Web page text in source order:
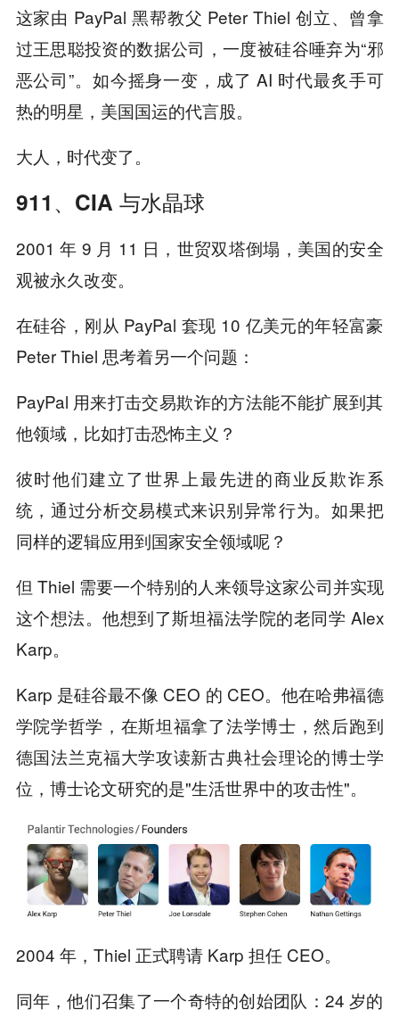
这家由 PayPal 黑帮教父 Peter Thiel 创立、曾拿
过王思聪投资的数据公司，一度被硅谷唾弃为“邪
恶公司”。如今摇身一变，成了 AI 时代最炙手可
热的明星，美国国运的代言股。
大人，时代变了。
911、CIA 与水晶球
2001 年 9 月 11 日，世贸双塔倒塌，美国的安全
观被永久改变。
在硅谷，刚从 PayPal 套现 10 亿美元的年轻富豪
Peter Thiel 思考着另一个问题：
PayPal 用来打击交易欺诈的方法能不能扩展到其
他领域，比如打击恐怖主义？
彼时他们建立了世界上最先进的商业反欺诈系
统，通过分析交易模式来识别异常行为。如果把
同样的逻辑应用到国家安全领域呢？
但 Thiel 需要一个特别的人来领导这家公司并实现
这个想法。他想到了斯坦福法学院的老同学 Alex
Karp。
Karp 是硅谷最不像 CEO 的 CEO。他在哈弗福德
学院学哲学，在斯坦福拿了法学博士，然后跑到
德国法兰克福大学攻读新古典社会理论的博士学
位，博士论文研究的是"生活世界中的攻击性"。
2004 年，Thiel 正式聘请 Karp 担任 CEO。
同年，他们召集了一个奇特的创始团队：24 岁的